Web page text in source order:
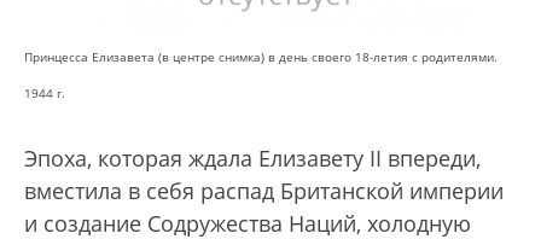
Принцесса Елизавета (в центре снимка) в день своего 18-летия с родителями.
1944 г.
Эпоха, которая ждала Елизавету II впереди,
вместила в себя распад Британской империи
и создание Содружества Наций, холодную